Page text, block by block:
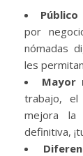
Público
por
nómadas
les permitan
Mayor
trabajo, el
mejora la
definitiva,